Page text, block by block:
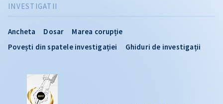
INVESTIGATII
Ancheta Dosar
Marea corupție
Povești din spatele investigației
Ghiduri de investigații